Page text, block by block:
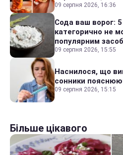
09 серпня 2026, 16:36
Сода ваш ворог: 5
категорично не
популярним
09 серпня 2026, 15:55
Наснилося, що
сонники
09 серпня 2026, 15:15
Більше цікавого